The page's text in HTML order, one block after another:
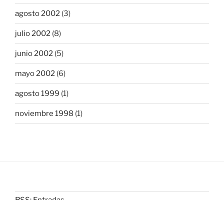
agosto 2002 (3)
julio 2002 (8)
junio 2002 (5)
mayo 2002 (6)
agosto 1999 (1)
noviembre 1998 (1)